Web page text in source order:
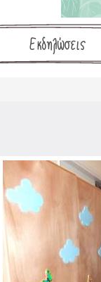
Εκδηλώσεις